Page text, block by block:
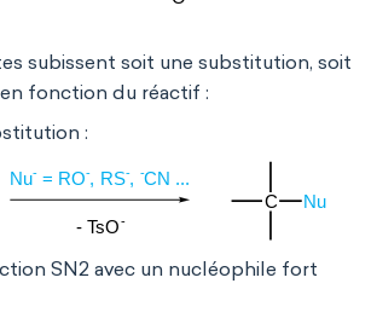
subissent soit une substitution, soit
fonction du réactif :
:
SN2 avec un nucléophile fort